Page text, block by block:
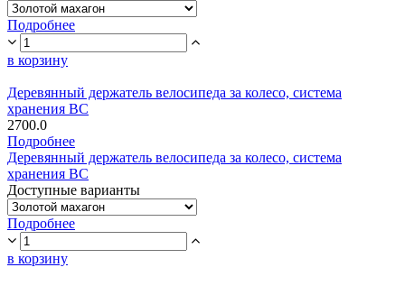
Подробнее
в корзину
Деревянный держатель велосипеда за колесо, система
хранения ВС
2700.0
Подробнее
Деревянный держатель велосипеда за колесо, система
хранения ВС
Доступные варианты
Подробнее
в корзину